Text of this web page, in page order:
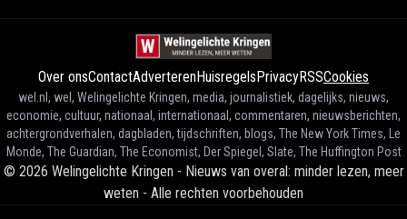
Over onsContactAdverterenHuisregelsPrivacyRSSCookies
wel.nl, wel, Welingelichte Kringen, media, journalistiek, dagelijks, nieuws,
economie, cultuur, nationaal, internationaal, commentaren, nieuwsberichten,
achtergrondverhalen, dagbladen, tijdschriften, blogs, The New York Times, Le
Monde, The Guardian, The Economist, Der Spiegel, Slate, The Huffington Post
© 2026 Welingelichte Kringen - Nieuws van overal: minder lezen, meer
weten - Alle rechten voorbehouden